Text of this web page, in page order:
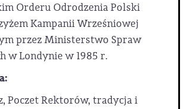
Orderu Odrodzenia Polski
Kampanii Wrześniowej
przez Ministerstwo Spraw
w Londynie w 1985 r.
Poczet Rektorów, tradycja i